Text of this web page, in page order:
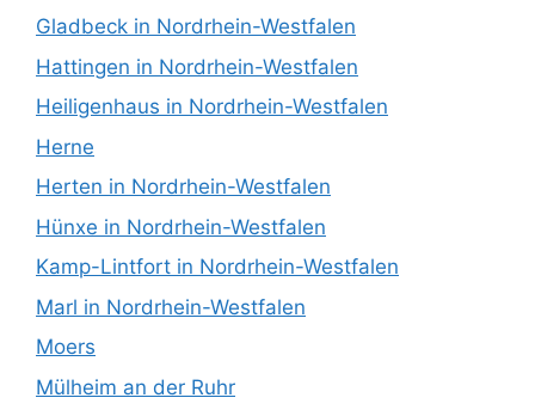
Gladbeck in Nordrhein-Westfalen
Hattingen in Nordrhein-Westfalen
Heiligenhaus in Nordrhein-Westfalen
Herne
Herten in Nordrhein-Westfalen
Hünxe in Nordrhein-Westfalen
Kamp-Lintfort in Nordrhein-Westfalen
Marl in Nordrhein-Westfalen
Moers
Mülheim an der Ruhr